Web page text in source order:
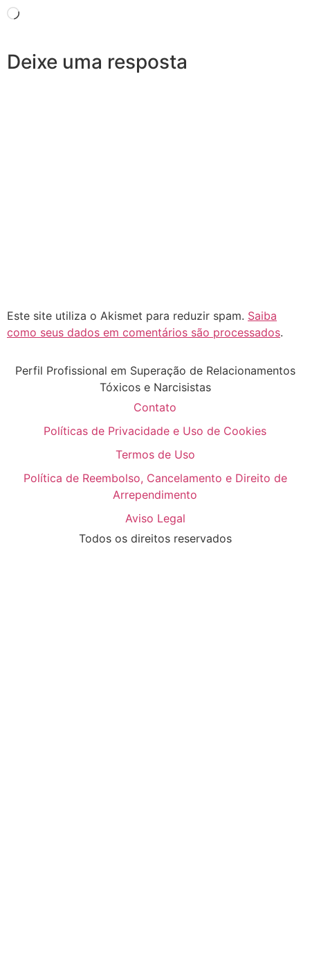
Deixe uma resposta
Este site utiliza o Akismet para reduzir spam. Saiba
como seus dados em comentários são processados.
Perfil Profissional em Superação de Relacionamentos
Tóxicos e Narcisistas
Contato
Políticas de Privacidade e Uso de Cookies
Termos de Uso
Política de Reembolso, Cancelamento e Direito de
Arrependimento
Aviso Legal
Todos os direitos reservados